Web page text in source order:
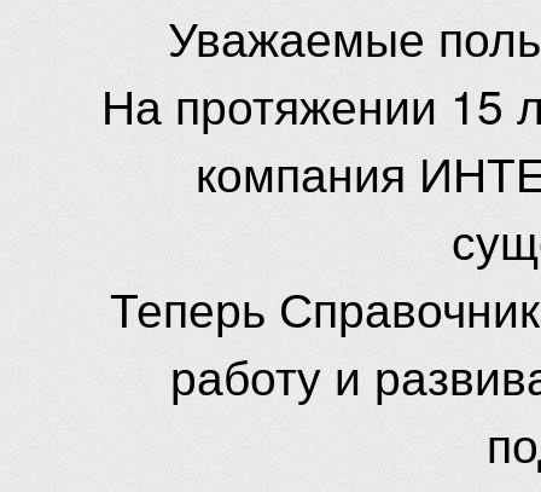
Уважаемые
На протяжении 15
компания
Теперь
работу и